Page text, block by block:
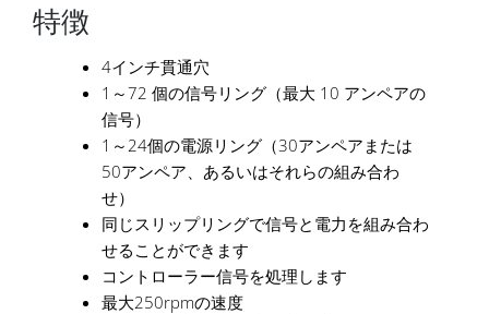
特徴
4インチ貫通穴
1～72 個の信号リング（最大 10 アンペアの
信号）
1～24個の電源リング（30アンペアまたは
50アンペア、あるいはそれらの組み合わ
せ）
同じスリップリングで信号と電力を組み合わ
せることができます
コントローラー信号を処理します
最大250rpmの速度